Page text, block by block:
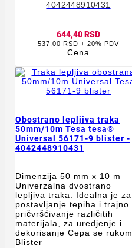
4042448910431
644,40 RSD
537,00 RSD + 20% PDV
Cena
Obostrano lepljiva traka
50mm/10m Tesa tesa®
Universal 56171-9 blister -
4042448910431
Dimenzija 50 mm x 10 m
Univerzalna dvostrano
lepljiva traka. Idealna je za
postavljanje tepiha i trajno
pričvršćivanje različitih
materijala, za uredjenje i
dekorisanje Cepa se rukom
Blister